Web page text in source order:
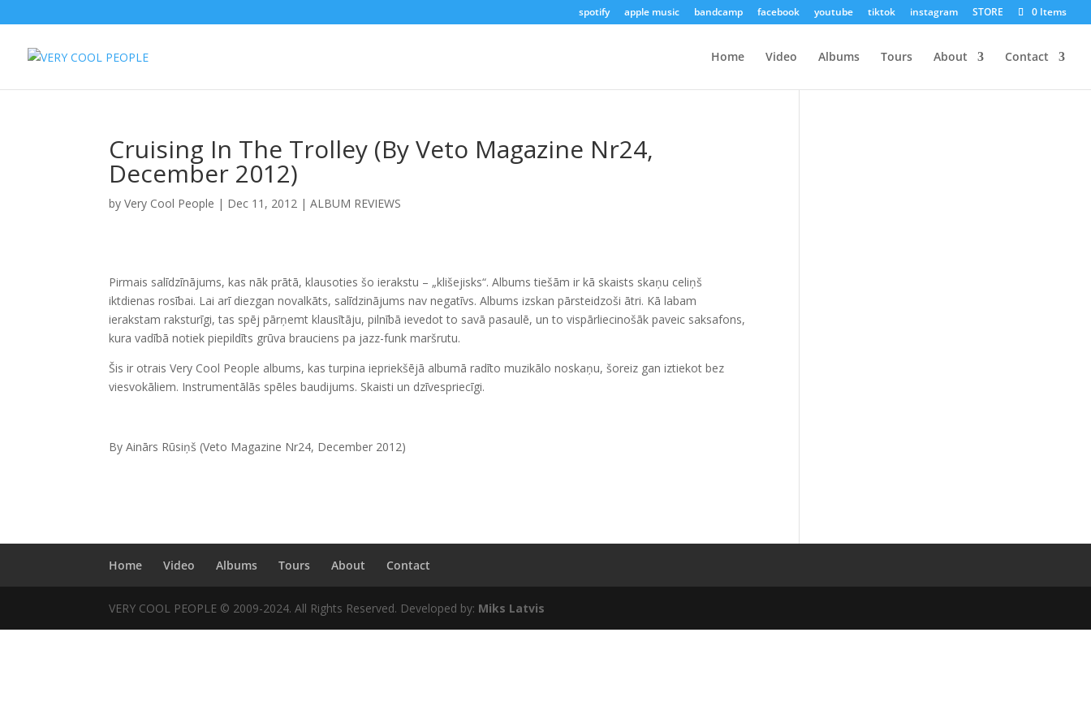
spotify apple music bandcamp facebook youtube tiktok instagram STORE 0 Items
Home Video Albums Tours About Contact
Cruising In The Trolley (By Veto Magazine Nr24,
December 2012)
byVery Cool People | Dec 11, 2012 |ALBUM REVIEWS
Pirmais salīdzīnājums, kas nāk prātā, klausoties šo ierakstu – „klišejisks“. Albums tiešām ir kā skaists skaņu celiņš
iktdienas rosībai. Lai arī diezgan novalkāts, salīdzinājums nav negatīvs. Albums izskan pārsteidzoši ātri. Kā labam
ierakstam raksturīgi, tas spēj pārņemt klausītāju, pilnībā ievedot to savā pasaulē, un to vispārliecinošāk paveic saksafons,
kura vadībā notiek piepildīts grūva brauciens pa jazz-funk maršrutu.
Šis ir otrais Very Cool People albums, kas turpina iepriekšējā albumā radīto muzikālo noskaņu, šoreiz gan iztiekot bez
viesvokāliem. Instrumentālās spēles baudijums. Skaisti un dzīvespriecīgi.
By Ainārs Rūsiņš (Veto Magazine Nr24, December 2012)
Home Video Albums Tours About Contact
VERY COOL PEOPLE © 2009-2024. All Rights Reserved. Developed by: Miks Latvis